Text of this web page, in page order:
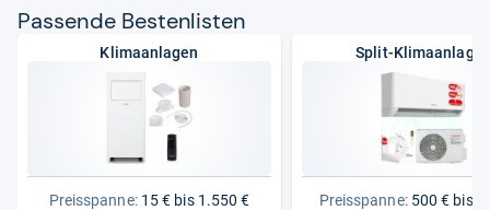
Tiefe Innengerät
Geeignet für Räume bis
Pas­sende Bes­ten­lis­ten
Klimaanlagen
Preisspanne:15 € bis 1.550 €
Split-
Preisspanne:500 € bis